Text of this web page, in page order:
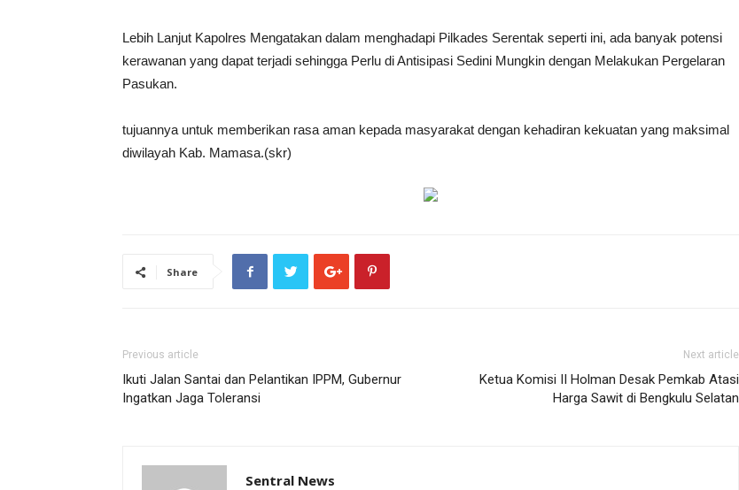
Lebih Lanjut Kapolres Mengatakan dalam menghadapi Pilkades Serentak seperti ini, ada banyak potensi
kerawanan yang dapat terjadi sehingga Perlu di Antisipasi Sedini Mungkin dengan Melakukan Pergelaran
Pasukan.
tujuannya untuk memberikan rasa aman kepada masyarakat dengan kehadiran kekuatan yang maksimal
diwilayah Kab. Mamasa.(skr)
Share
Previous article
Ikuti Jalan Santai dan Pelantikan IPPM, Gubernur
Ingatkan Jaga Toleransi
Next article
Ketua Komisi II Holman Desak Pemkab Atasi
Harga Sawit di Bengkulu Selatan
Sentral News